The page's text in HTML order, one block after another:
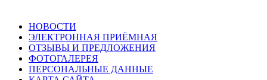
НОВОСТИ
ЭЛЕКТРОННАЯ ПРИЁМНАЯ
ОТЗЫВЫ И ПРЕДЛОЖЕНИЯ
ФОТОГАЛЕРЕЯ
ПЕРСОНАЛЬНЫЕ ДАННЫЕ